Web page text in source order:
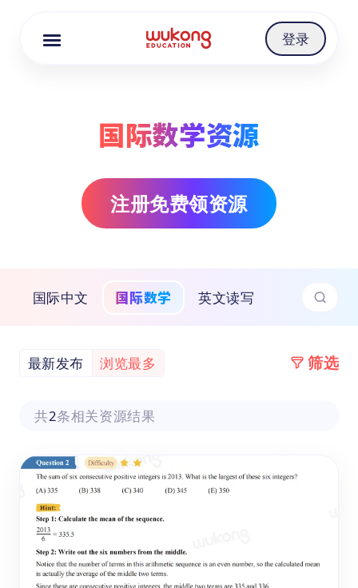
登录
国际数学资源
注册免费领资源
国际中文 国际数学 英文读写
最新发布 浏览最多 筛选
共2条相关资源结果